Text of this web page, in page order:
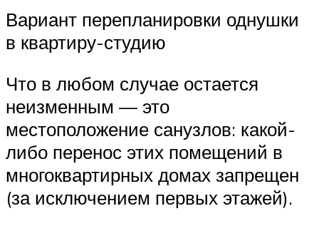
Вариант перепланировки однушки
в квартиру-студию
Что в любом случае остается
неизменным — это
местоположение санузлов: какой-
либо перенос этих помещений в
многоквартирных домах запрещен
(за исключением первых этажей).